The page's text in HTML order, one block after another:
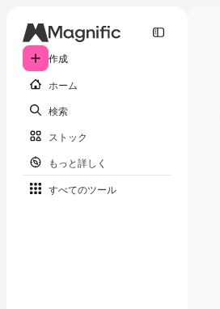
作成
ホーム
検索
ストック
もっと詳しく
すべてのツール